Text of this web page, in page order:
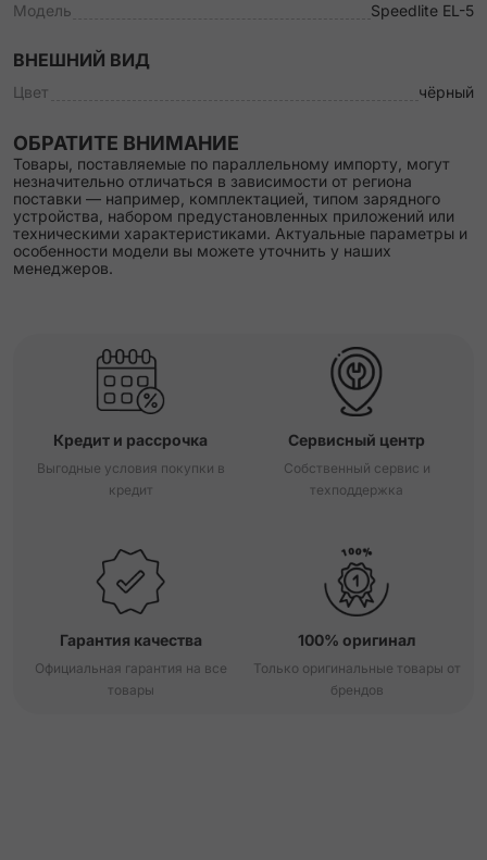
Модель
Speedlite EL-5
ВНЕШНИЙ ВИД
Цвет чёрный
ОБРАТИТЕ ВНИМАНИЕ
Товары, поставляемые по параллельному импорту, могут
незначительно отличаться в зависимости от региона
поставки — например, комплектацией, типом зарядного
устройства, набором предустановленных приложений или
техническими характеристиками. Актуальные параметры и
особенности модели вы можете уточнить у наших
менеджеров.
Кредит и рассрочка
Выгодные условия покупки в
кредит
Сервисный центр
Собственный сервис и
техподдержка
Гарантия качества
Официальная гарантия на все
товары
100% оригинал
Только оригинальные товары от
брендов